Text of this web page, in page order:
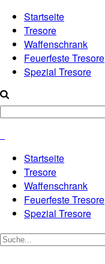
Startseite
Tresore
Waffenschrank
Feuerfeste Tresore
Spezial Tresore
Startseite
Tresore
Waffenschrank
Feuerfeste Tresore
Spezial Tresore